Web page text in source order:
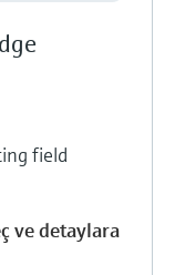
field
ve detaylara